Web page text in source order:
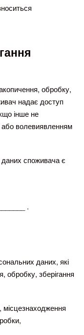
обробку,
надає доступ
інше не
або волевиявленням
споживача є
.
даних, які
обробку, зберігання